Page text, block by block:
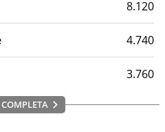
8.120
4.740
3.760